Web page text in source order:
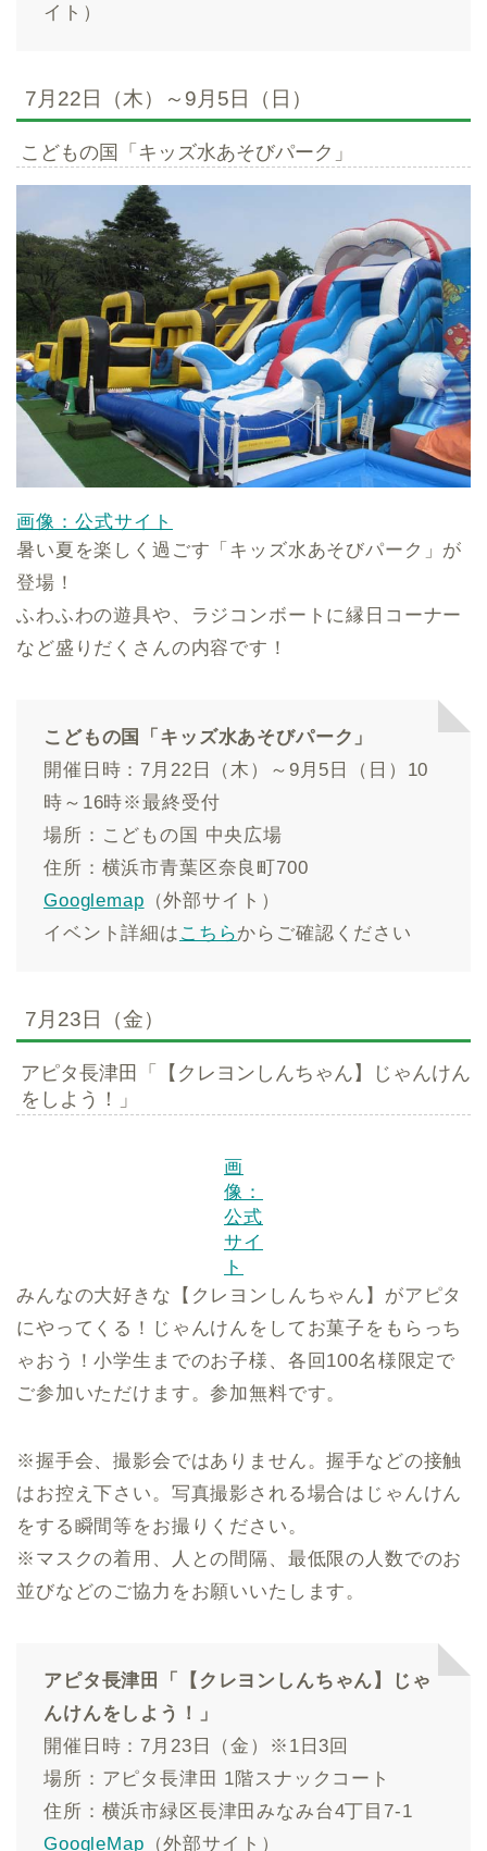
イト）
7月22日（木）～9月5日（日）
こどもの国「キッズ水あそびパーク」
画像：公式サイト
暑い夏を楽しく過ごす「キッズ水あそびパーク」が
登場！
ふわふわの遊具や、ラジコンボートに縁日コーナー
など盛りだくさんの内容です！
こどもの国「キッズ水あそびパーク」
開催日時：7月22日（木）～9月5日（日）10
時～16時※最終受付
場所：こどもの国 中央広場
住所：横浜市青葉区奈良町700
Googlemap （外部サイト）
イベント詳細は こちらからご確認ください
7月23日（金）
アピタ長津田「【クレヨンしんちゃん】じゃんけん
をしよう！」
画
像：
公式
サイ
ト
みんなの大好きな【クレヨンしんちゃん】がアピタ
にやってくる！じゃんけんをしてお菓子をもらっち
ゃおう！小学生までのお子様、各回100名様限定で
ご参加いただけます。参加無料です。
※握手会、撮影会ではありません。握手などの接触
はお控え下さい。写真撮影される場合はじゃんけん
をする瞬間等をお撮りください。
※マスクの着用、人との間隔、最低限の人数でのお
並びなどのご協力をお願いいたします。
アピタ長津田「【クレヨンしんちゃん】じゃ
んけんをしよう！」
開催日時：7月23日（金）※1日3回
場所：アピタ長津田 1階スナックコート
住所：横浜市緑区長津田みなみ台4丁目7-1
GoogleMap （外部サイト）